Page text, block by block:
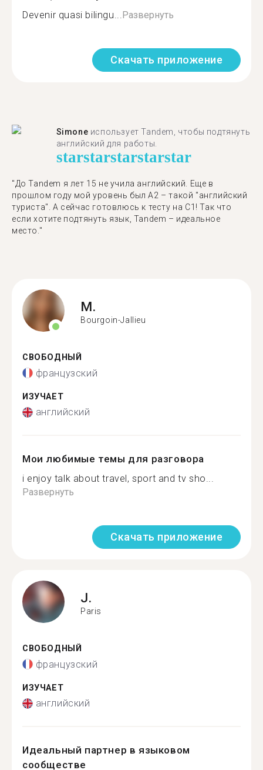
Devenir quasi bilingu...Развернуть
Скачать приложение
Simone использует Tandem, чтобы подтянуть
английский для работы.
starstarstarstarstar
"До Tandem я лет 15 не учила английский. Еще в
прошлом году мой уровень был A2 – такой "английский
туриста". А сейчас готовлюсь к тесту на C1! Так что
если хотите подтянуть язык, Tandem – идеальное
место."
M.
Bourgoin-Jallieu
СВОБОДНЫЙ
французский
ИЗУЧАЕТ
английский
Мои любимые темы для разговора
i enjoy talk about travel, sport and tv sho...
Развернуть
Скачать приложение
J.
Paris
СВОБОДНЫЙ
французский
ИЗУЧАЕТ
английский
Идеальный партнер в языковом
сообществе